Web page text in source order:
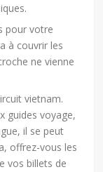
pour votre
à couvrir les
ne vienne
vietnam.
guides voyage,
il se peut
offrez-vous les
vos billets de